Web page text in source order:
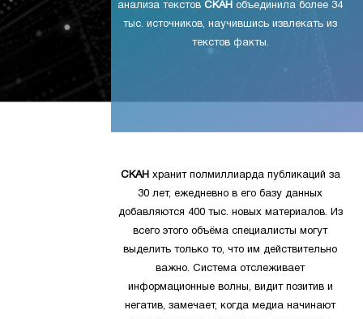
анализа текстов СКАН объединила более 34
тыс. источников, научившись извлекать из
текстов факты.
СКАН хранит полмиллиарда публикаций за
30 лет, ежедневно в его базу данных
добавляются 400 тыс. новых материалов. Из
всего этого объёма специалисты могут
выделить только то, что им действительно
важно. Система отслеживает
информационные волны, видит позитив и
негатив, замечает, когда медиа начинают